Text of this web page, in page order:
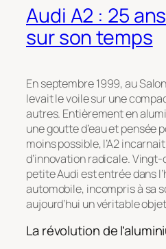
Audi A2 : 25
sur son temps
En septembre 1999, au
levait le voile sur une
autres. Entièrement en
une goutte d’eau et pensée
moins possible, l’A2
d’innovation radicale.
petite Audi est entrée dans
automobile, incompris à sa
aujourd’hui un véritable
La révolution de